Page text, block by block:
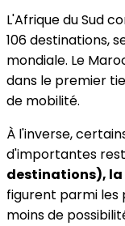
L'Afrique du Sud
106 destinations,
mondiale. Le
dans le premier
de mobilité.
À l'inverse,
d'importantes
destinations), la
figurent parmi
moins de